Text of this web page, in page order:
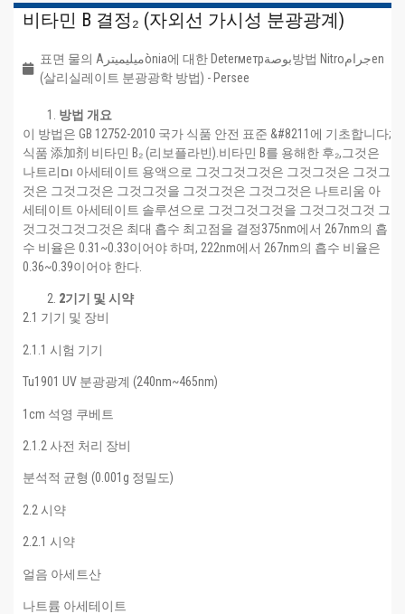
비타민 B 결정₂ (자외선 가시성 분광광계)
표면 물의 Aميليميترònia에 대한 Deterметрبوصة방법 Nitroجرامen
(살리실레이트 분광광학 방법) - Persee
방법 개요
이 방법은 GB 12752-2010 국가 식품 안전 표준 &#8211에 기초합니다;
식품 添加剂 비타민 B₂ (리보플라빈).비타민 B를 용해한 후₂,그것은
나트리ום 아세테이트 용액으로 그것그것그것은 그것그것은 그것그
것은 그것그것은 그것그것을 그것그것은 그것그것은 나트리움 아
세테이트 아세테이트 솔루션으로 그것그것그것을 그것그것그것 그
것그것그것그것은 최대 흡수 최고점을 결정375nm에서 267nm의 흡
수 비율은 0.31~0.33이어야 하며, 222nm에서 267nm의 흡수 비율은
0.36~0.39이어야 한다.
2기기 및 시약
2.1 기기 및 장비
2.1.1 시험 기기
Tu1901 UV 분광광계 (240nm~465nm)
1cm 석영 쿠베트
2.1.2 사전 처리 장비
분석적 균형 (0.001g 정밀도)
2.2 시약
2.2.1 시약
얼음 아세트산
나트륨 아세테이트